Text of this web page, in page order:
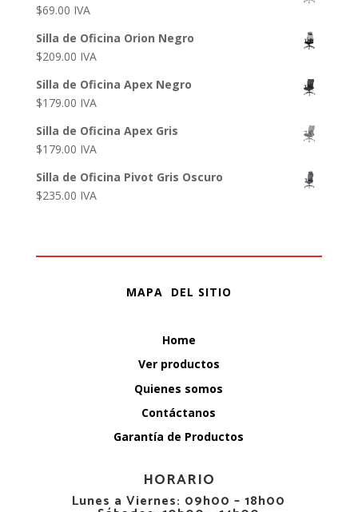
$69.00 IVA
Silla de Oficina Orion Negro
$209.00 IVA
Silla de Oficina Apex Negro
$179.00 IVA
Silla de Oficina Apex Gris
$179.00 IVA
Silla de Oficina Pivot Gris Oscuro
$235.00 IVA
MAPA DEL SITIO
Home
Ver productos
Quienes somos
Contáctanos
Garantía de Productos
HORARIO
Lunes a Viernes: 09h00 – 18h00